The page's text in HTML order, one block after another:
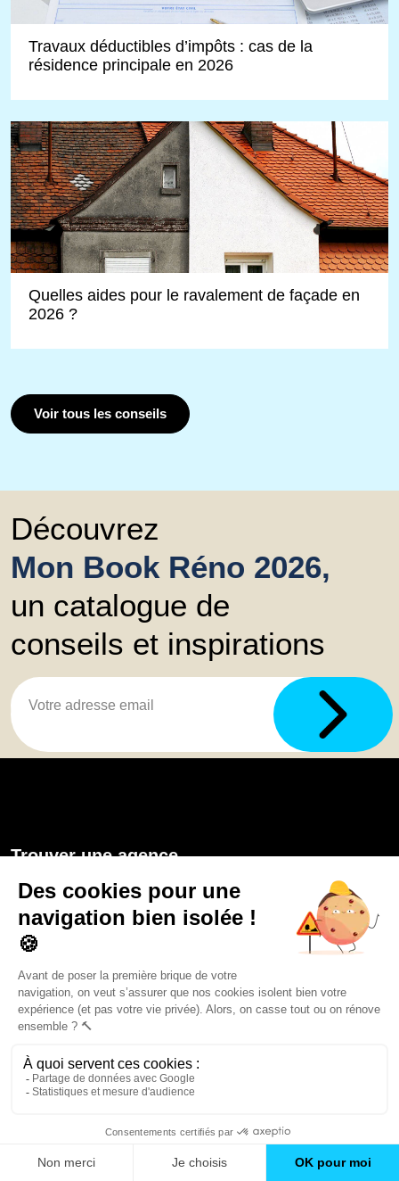
Travaux déductibles d’impôts : cas de la
résidence principale en 2026
Quelles aides pour le ravalement de façade en
2026 ?
Voir tous les conseils
Découvrez
Mon Book Réno 2026,
un catalogue de
conseils et inspirations
Trouver une agence
GO
Pourquoi Avenir Rénovations
Nos conseils
À propos d'Avenir Rénovations